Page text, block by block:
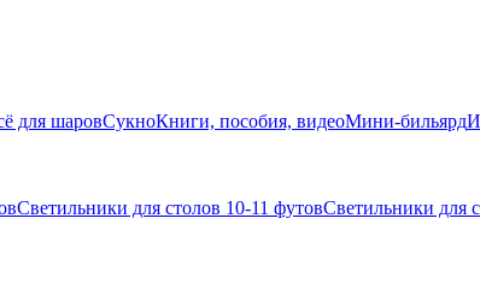
для шаровСукноКниги, пособия, видеоМини-бильярд
Светильники для столов 10-11 футовСветильники для